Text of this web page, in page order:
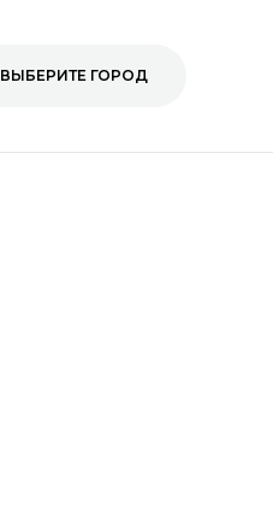
ВЫБЕРИТЕ ГОРОД